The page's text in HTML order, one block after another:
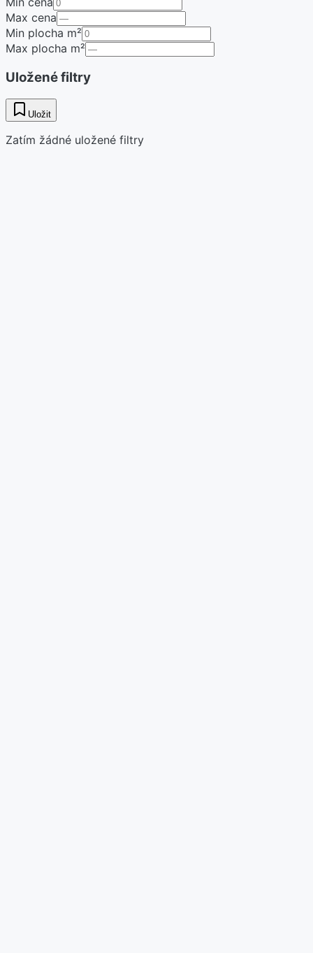
Max cena
Min plocha m²
Max plocha m²
Uložené filtry
Uložit
Zatím žádné uložené filtry